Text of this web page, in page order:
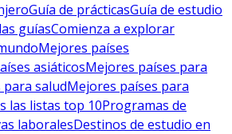
Guía de prácticasGuía de estudio
guíasComienza a explorar
Mejores países
asiáticosMejores países para
saludMejores países para
las listas top 10Programas de
laboralesDestinos de estudio en